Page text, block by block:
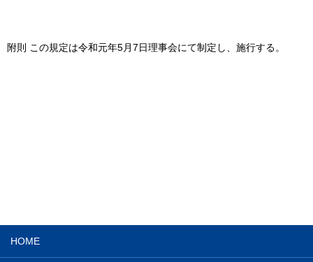
附則 この規定は令和元年5月 7 日理事会にて制定し、施行する。
HOME